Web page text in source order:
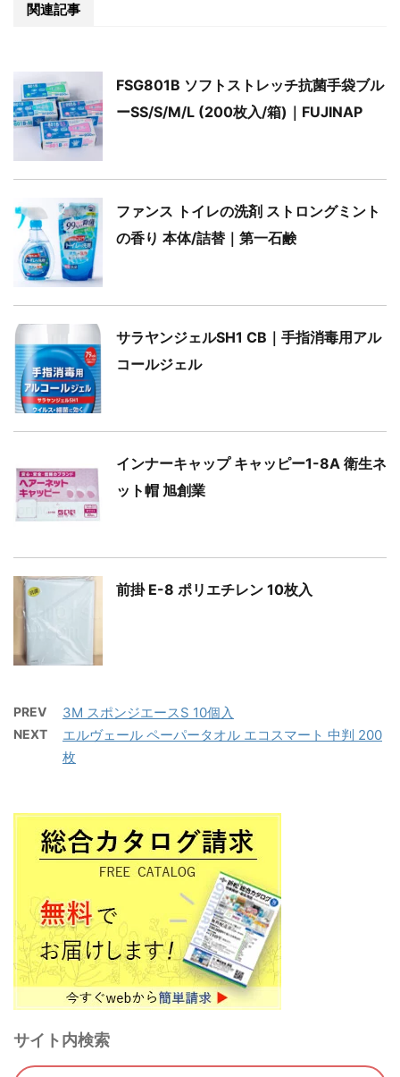
関連記事
FSG801B ソフトストレッチ抗菌手袋ブル
ーSS/S/M/L (200枚入/箱)｜FUJINAP
ファンス トイレの洗剤 ストロングミント
の香り 本体/詰替｜第一石鹸
サラヤンジェルSH1 CB｜手指消毒用アル
コールジェル
インナーキャップ キャッピー1-8A 衛生ネ
ット帽 旭創業
前掛 E-8 ポリエチレン 10枚入
PREV 3M スポンジエースS 10個入
NEXT
エルヴェール ペーパータオル エコスマート 中判 200
枚
サイト内検索